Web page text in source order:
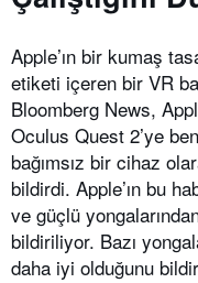
Apple’ın bir kumaş
etiketi içeren bir VR
Bloomberg News,
Oculus Quest 2’ye
bağımsız bir cihaz
bildirdi. Apple’ın bu
ve güçlü
bildiriliyor. Bazı
daha iyi olduğunu